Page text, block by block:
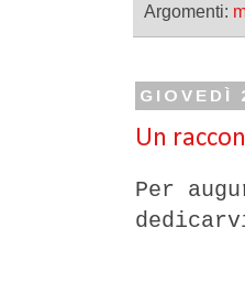
Argomenti:
GIOVEDÌ
Un
Per